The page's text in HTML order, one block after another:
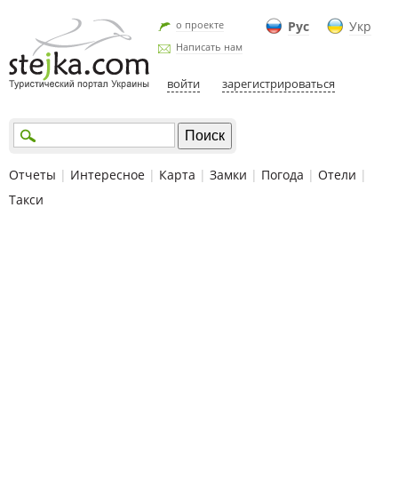
Рус Укр
о проекте
Написать нам
войти зарегистрироваться
Отчеты | Интересное | Карта | Замки | Погода | Отели |
Такси